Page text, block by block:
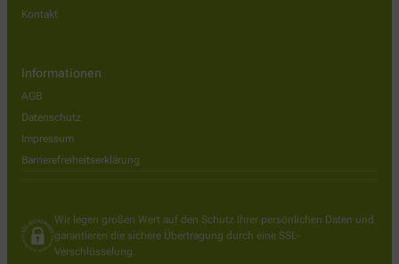
Kontakt
Informationen
AGB
Datenschutz
Impressum
Barrierefreiheitserklärung
Wir legen großen Wert auf den Schutz Ihrer persönlichen Daten und
garantieren die sichere Übertragung durch eine SSL-
Verschlüsselung.